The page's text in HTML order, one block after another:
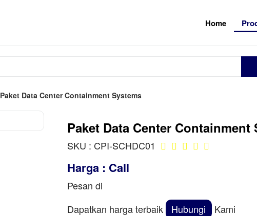
Home
Paket Data Center Containment Systems
Paket Data Center Containment
SKU : CPI-SCHDC01
Harga : Call
Pesan di
Dapatkan harga terbaik
Hubungi Kami